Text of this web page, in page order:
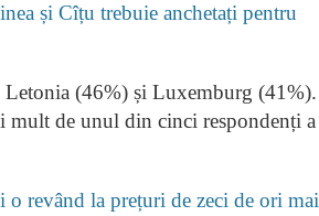
și Cîțu trebuie anchetați pentru
(46%) și Luxemburg (41%).
de unul din cinci respondenți a
revând la prețuri de zeci de ori mai